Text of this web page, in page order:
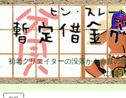
初老クリエイターの没落から赤貧の
に綴ら